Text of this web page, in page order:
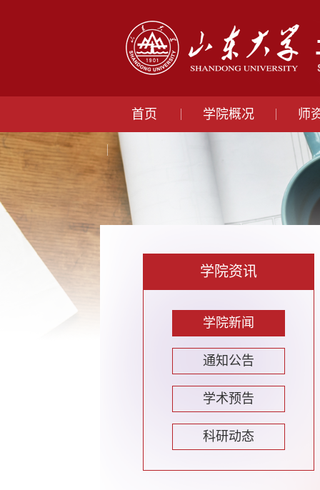
首页 学院概况 师
学院资讯
学院新闻
通知公告
学术预告
科研动态